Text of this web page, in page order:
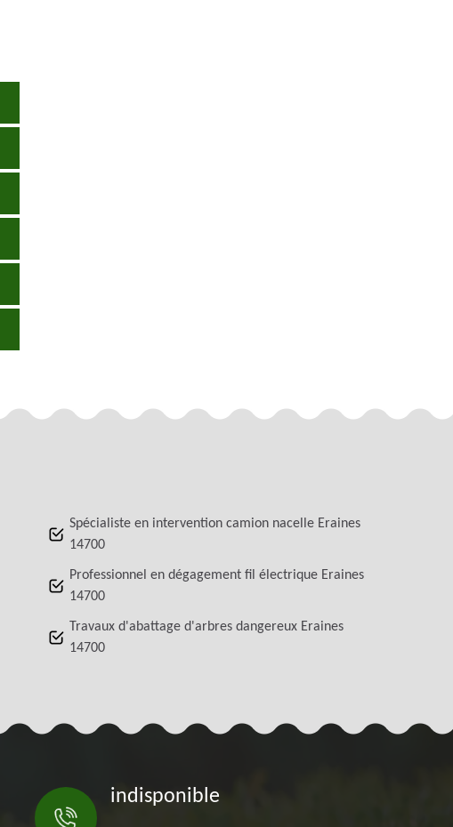
Spécialiste en intervention camion nacelle Eraines
14700
Professionnel en dégagement fil électrique Eraines
14700
Travaux d'abattage d'arbres dangereux Eraines
14700
indisponible